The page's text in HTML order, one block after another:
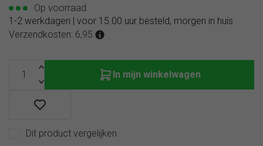
Op voorraad
1-2 werkdagen | voor 15.00 uur besteld, morgen in huis
Verzendkosten: 6,95
In mijn winkelwagen
Dit product vergelijken